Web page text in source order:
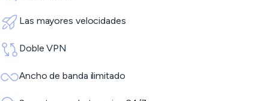
Las mayores velocidades
Doble VPN
Ancho de banda ilimitado